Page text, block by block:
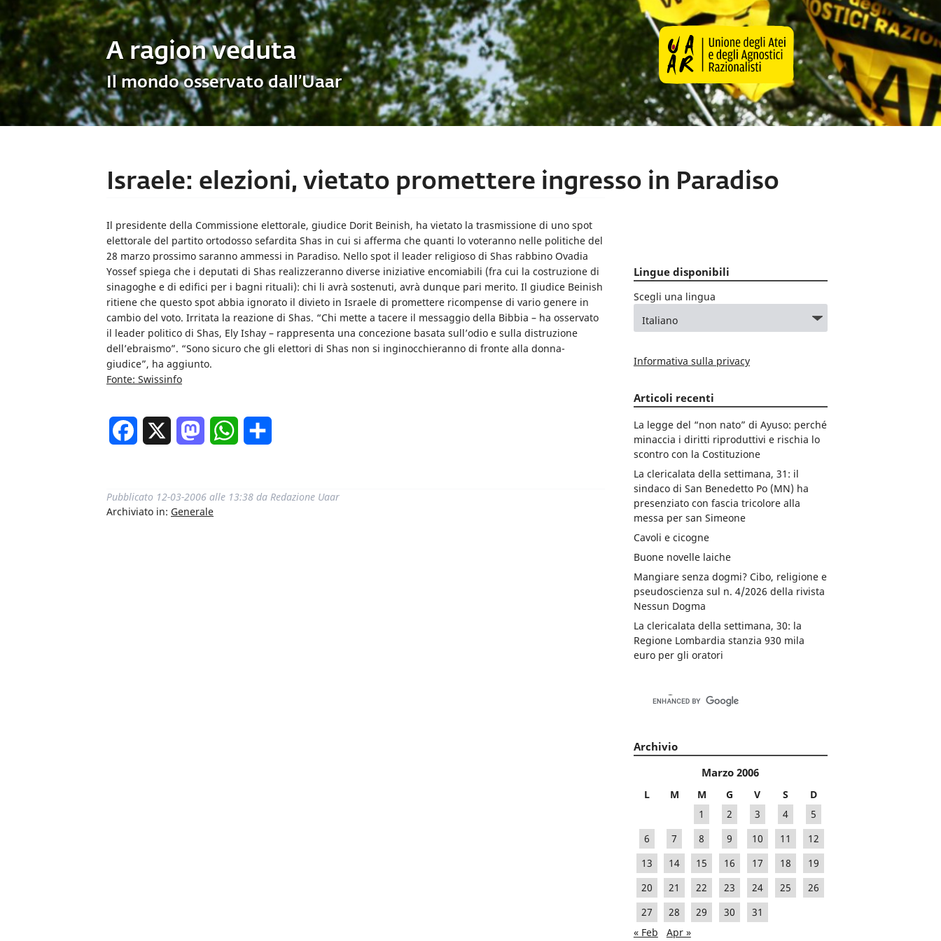
A ragion veduta
Il mondo osservato dall’Uaar
Israele: elezioni, vietato promettere ingresso in Paradiso
Il presidente della Commissione elettorale, giudice Dorit Beinish, ha vietato la trasmissione di uno spot
elettorale del partito ortodosso sefardita Shas in cui si afferma che quanti lo voteranno nelle politiche del
28 marzo prossimo saranno ammessi in Paradiso. Nello spot il leader religioso di Shas rabbino Ovadia
Yossef spiega che i deputati di Shas realizzeranno diverse iniziative encomiabili (fra cui la costruzione di
sinagoghe e di edifici per i bagni rituali): chi li avrà sostenuti, avrà dunque pari merito. Il giudice Beinish
ritiene che questo spot abbia ignorato il divieto in Israele di promettere ricompense di vario genere in
cambio del voto. Irritata la reazione di Shas. “Chi mette a tacere il messaggio della Bibbia – ha osservato
il leader politico di Shas, Ely Ishay – rappresenta una concezione basata sull’odio e sulla distruzione
dell’ebraismo”. “Sono sicuro che gli elettori di Shas non si inginocchieranno di fronte alla donna-
giudice”, ha aggiunto.
Fonte: Swissinfo
Facebook MastodonWhatsApp
Pubblicato 12-03-2006 alle 13:38 da Redazione Uaar
Archiviato in: Generale
Lingue disponibili
Scegli una lingua
Informativa sulla privacy
Articoli recenti
La legge del “non nato” di Ayuso: perché
minaccia i diritti riproduttivi e rischia lo
scontro con la Costituzione
La clericalata della settimana, 31: il
sindaco di San Benedetto Po (MN) ha
presenziato con fascia tricolore alla
messa per san Simeone
Cavoli e cicogne
Buone novelle laiche
Mangiare senza dogmi? Cibo, religione e
pseudoscienza sul n. 4/2026 della rivista
Nessun Dogma
La clericalata della settimana, 30: la
Regione Lombardia stanzia 930 mila
euro per gli oratori
Archivio
Marzo 2006
L M M G V S
D
1
2 3 4
5
6
7 8 9 10 11
12
13
14 15 16 17 18
19
20
21 22 23 24 25
26
27
28 29 30
31
« Feb
Apr »